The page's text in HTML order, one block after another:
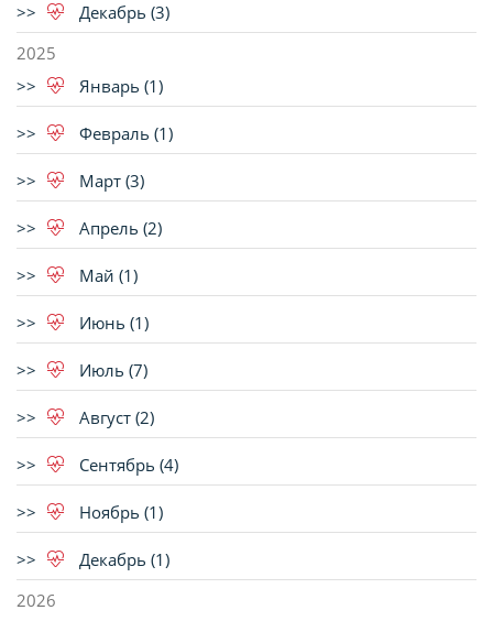
Декабрь (3)
2025
Январь (1)
Февраль (1)
Март (3)
Апрель (2)
Май (1)
Июнь (1)
Июль (7)
Август (2)
Сентябрь (4)
Ноябрь (1)
Декабрь (1)
2026